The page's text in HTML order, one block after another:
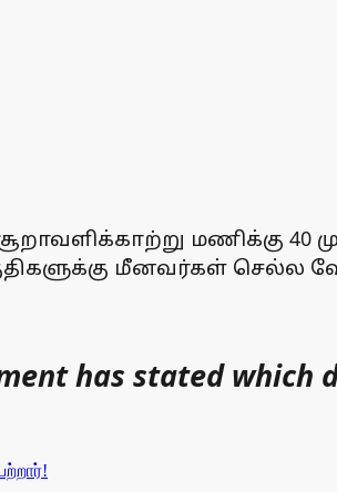
சூறாவளிக்காற்று மணிக்கு
மீனவர்கள் செல்ல
has stated